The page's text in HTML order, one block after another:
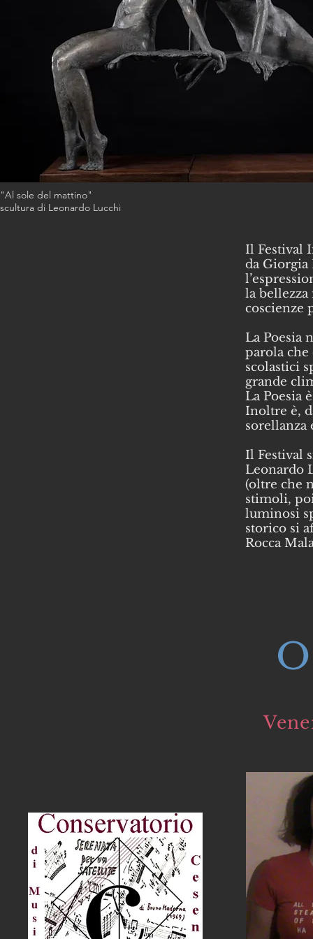
"Al sole del mattino"
scultura di Leonardo Lucchi
Il Festival
da Giorgia
la
coscienze
La Poesia
parola
scolastici
grande
La Poesia
Inoltre è,
sorellanza
Il Festival
Leonardo
(oltre che
stimoli,
luminosi
storico si
Rocca